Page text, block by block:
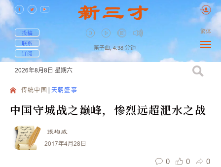
投稿
联系
订阅
笛子曲, 4:38 分钟
繁体
2026年8月8日 星期六
传统中国 天朝盛事
中国守城战之巅峰，惨烈远超淝水之战
張均威
2017年4月28日
0 0 0